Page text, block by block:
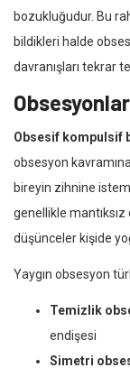
bozukluğudur. Bu
bildikleri halde
davranışları tekrar
Obsesif kompulsif
obsesyon
bireyin zihnine istem
genellikle
düşünceler kişide
Yaygın obsesyon
Temizlik
endişesi
Simetri